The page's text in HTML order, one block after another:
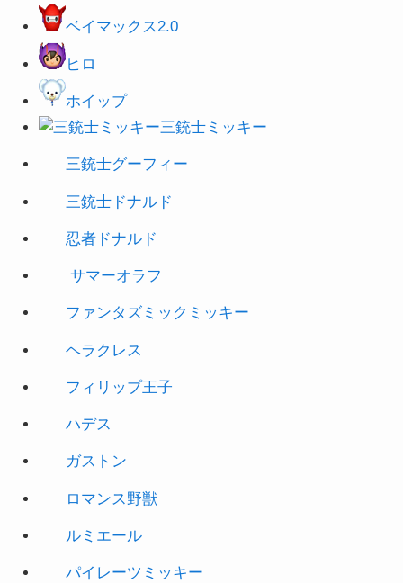
ベイマックス2.0
ヒロ
ホイップ
三銃士ミッキー
三銃士グーフィー
三銃士ドナルド
忍者ドナルド
サマーオラフ
ファンタズミックミッキー
ヘラクレス
フィリップ王子
ハデス
ガストン
ロマンス野獣
ルミエール
パイレーツミッキー